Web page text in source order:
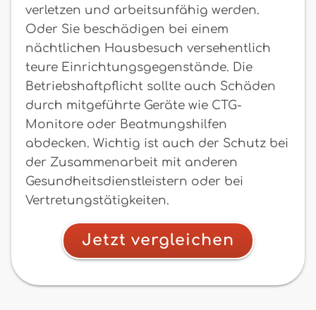
verletzen und arbeitsunfähig werden.
Oder Sie beschädigen bei einem
nächtlichen Hausbesuch versehentlich
teure Einrichtungsgegenstände. Die
Betriebshaftpflicht sollte auch Schäden
durch mitgeführte Geräte wie CTG-
Monitore oder Beatmungshilfen
abdecken. Wichtig ist auch der Schutz bei
der Zusammenarbeit mit anderen
Gesundheitsdienstleistern oder bei
Vertretungstätigkeiten.
Jetzt vergleichen